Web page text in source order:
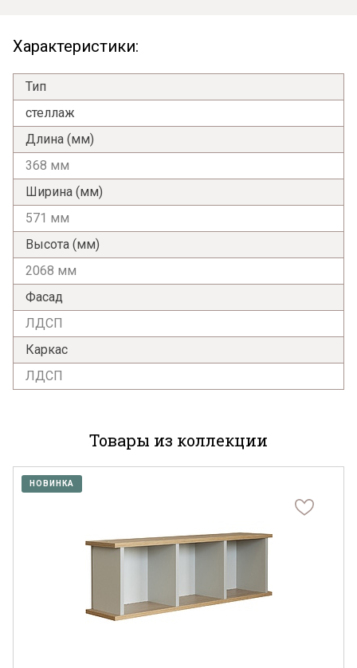
Характеристики:
Тип
стеллаж
Длина (мм)
368 мм
Ширина (мм)
571 мм
Высота (мм)
2068 мм
Фасад
ЛДСП
Каркас
ЛДСП
Товары из коллекции
НОВИНКА